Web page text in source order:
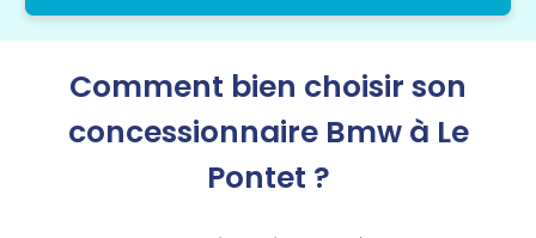
Comment bien choisir son
concessionnaire Bmw à Le
Pontet ?